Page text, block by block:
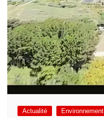
Actualité Environnement